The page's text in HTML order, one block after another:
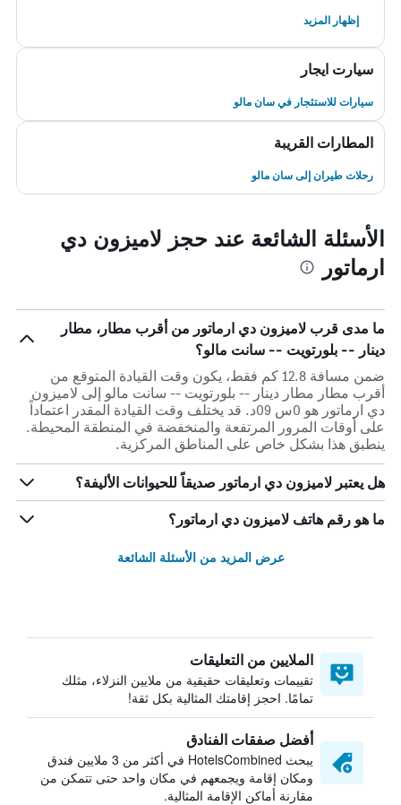
إظهار المزيد
سيارت ايجار
سيارات للاستئجار في سان مالو
المطارات القريبة
رحلات طيران إلى سان مالو
الأسئلة الشائعة عند حجز لاميزون دي
ارماتور
ما مدى قرب لاميزون دي ارماتور من أقرب مطار، مطار
دينار -- بلورتويت -- سانت مالو؟
ضمن مسافة 12.8 كم فقط، يكون وقت القيادة المتوقع من
أقرب مطار مطار دينار -- بلورتويت -- سانت مالو إلى لاميزون
دي ارماتور هو 0س 09د. قد يختلف وقت القيادة المقدر اعتماداً
على أوقات المرور المرتفعة والمنخفضة في المنطقة المحيطة.
ينطبق هذا بشكل خاص على المناطق المركزية.
هل يعتبر لاميزون دي ارماتور صديقاً للحيوانات الأليفة؟
ما هو رقم هاتف لاميزون دي ارماتور؟
عرض المزيد من الأسئلة الشائعة
الملايين من التعليقات
تقييمات وتعليقات حقيقية من ملايين النزلاء، مثلك
تمامًا. احجز إقامتك المثالية بكل ثقة!
أفضل صفقات الفنادق
يبحث HotelsCombined في أكثر من 3 ملايين فندق
ومكان إقامة ويجمعهم في مكان واحد حتى تتمكن من
مقارنة أماكن الإقامة المثالية.